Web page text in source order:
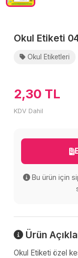
Okul Etiketi
Okul Etiketleri
2,30 TL
KDV Dahil
Bu ürün için
Ürün
Okul Etiketi özel